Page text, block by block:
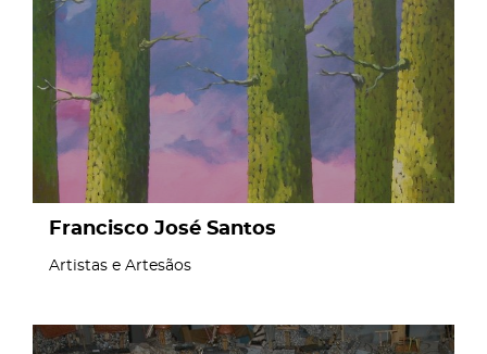
Francisco José Santos
Artistas e Artesãos
page